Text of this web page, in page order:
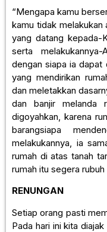
“Mengapa kamu
kamu tidak melakukan
yang datang kepada-
serta
dengan siapa ia dapat
yang mendirikan
dan meletakkan
dan banjir melanda
digoyahkan, karena
barangsiapa
melakukannya, ia
rumah di atas tanah
rumah itu segera
RENUNGAN
Setiap orang pasti
Pada hari ini kita